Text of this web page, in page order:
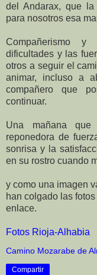
del Andarax, que
para nosotros esa
Compañerismo y
dificultades y las
otros a seguir el
animar, incluso a
compañero que
continuar.
Una mañana
reponedora de
sonrisa y la
en su rostro cuando
y como una imagen
han colgado las
enlace.
Fotos Rioja-Alhabia
Camino Mozarabe de
Compartir